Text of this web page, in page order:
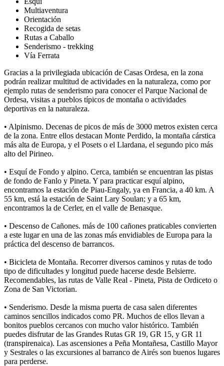
Multiaventura
Orientación
Recogida de setas
Rutas a Caballo
Senderismo - trekking
Vía Ferrata
Gracias a la privilegiada ubicación de Casas Ordesa, en la zona
podrán realizar multitud de actividades en la naturaleza, como por
ejemplo rutas de senderismo para conocer el Parque Nacional de
Ordesa, visitas a pueblos típicos de montaña o actividades
deportivas en la naturaleza.
• Alpinismo. Decenas de picos de más de 3000 metros existen cerca
de la zona. Entre ellos destacan Monte Perdido, la montaña cárstica
más alta de Europa, y el Posets o el Llardana, el segundo pico más
alto del Pirineo.
• Esquí de Fondo y alpino. Cerca, también se encuentran las pistas
de fondo de Fanlo y Pineta. Y para practicar esquí alpino,
encontramos la estación de Piau-Engaly, ya en Francia, a 40 km. A
55 km, está la estación de Saint Lary Soulan; y a 65 km,
encontramos la de Cerler, en el valle de Benasque.
• Descenso de Cañones. más de 100 cañones praticables convierten
a este lugar en una de las zonas más envidiables de Europa para la
práctica del descenso de barrancos.
• Bicicleta de Montaña. Recorrer diversos caminos y rutas de todo
tipo de dificultades y longitud puede hacerse desde Belsierre.
Recomendables, las rutas de Valle Real - Pineta, Pista de Ordiceto o
Zona de San Victorian.
• Senderismo. Desde la misma puerta de casa salen diferentes
caminos sencillos indicados como PR. Muchos de ellos llevan a
bonitos pueblos cercanos con mucho valor histórico. También
puedes disfrutar de las Grandes Rutas GR 19, GR 15, y GR 11
(transpirenaica). Las ascensiones a Peña Montañesa, Castillo Mayor
y Sestrales o las excursiones al barranco de Airés son buenos lugares
para perderse.